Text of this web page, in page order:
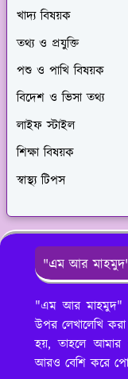
খাদ্য বিষয়ক
তথ্য ও প্রযুক্তি
পশু ও পাখি বিষয়ক
বিদেশ ও ভিসা তথ্য
লাইফ স্টাইল
শিক্ষা বিষয়ক
স্বাস্থ্য টিপস
"এম আর
"এম আর মাহমুদ"
উপর লেখালেখি
হয়, তাহলে আমার
আরও বেশি করে